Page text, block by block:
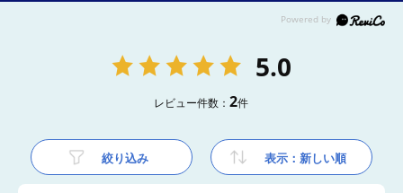
5.0
レビュー件数：2件
絞り込み 表示：新しい順